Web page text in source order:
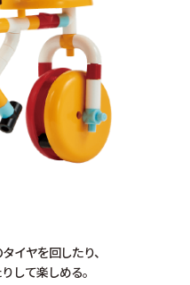
イヤを回したり、
して楽しめる。